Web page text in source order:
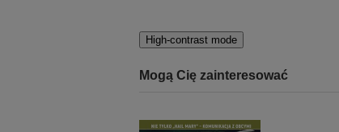
High-contrast mode
Mogą Cię zainteresować